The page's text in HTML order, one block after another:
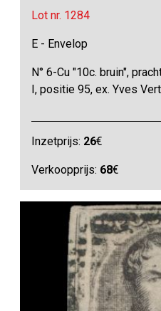
Lot nr. 1284
E - Envelop
N° 6-Cu "10c. bruin",
I, positie 95, ex. Yves
Inzetprijs: 26€
Verkoopprijs: 68€